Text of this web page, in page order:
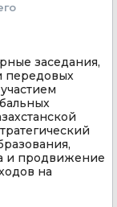
заседания,
передовых
и продвижение
на